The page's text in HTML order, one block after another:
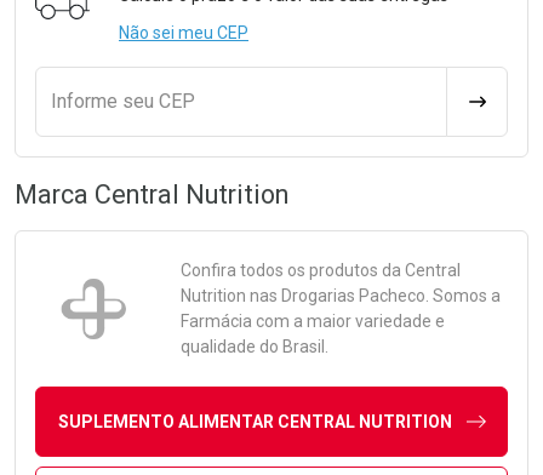
Não sei meu CEP
Informe seu CEP
Marca Central Nutrition
Confira todos os produtos da Central
Nutrition nas Drogarias Pacheco. Somos a
Farmácia com a maior variedade e
qualidade do Brasil.
SUPLEMENTO ALIMENTAR CENTRAL NUTRITION